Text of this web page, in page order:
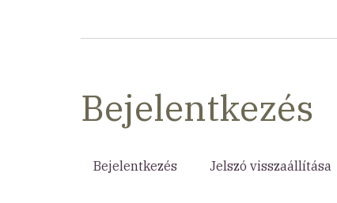
Bejelentkezés
Bejelentkezés (aktívJelszó visszaállítása